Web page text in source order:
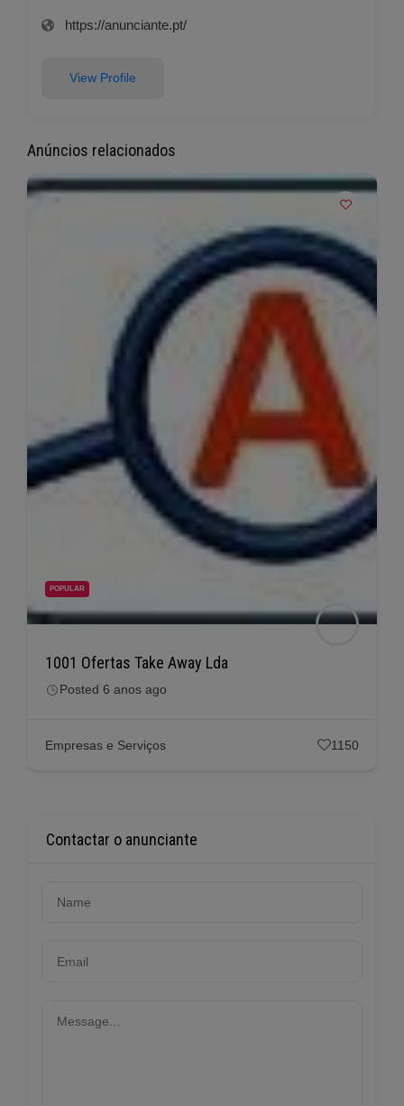
https://anunciante.pt/
View Profile
Anúncios relacionados
POPULAR
1001 Ofertas Take Away Lda
Posted 6 anos ago
Empresas e Serviços 1150
Contactar o anunciante